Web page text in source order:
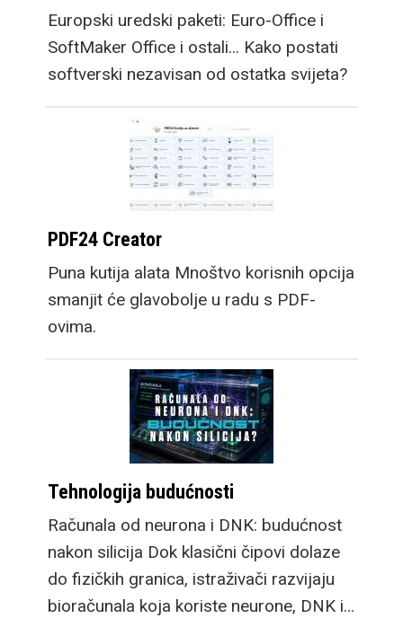
Europski uredski paketi: Euro-Office i
SoftMaker Office i ostali... Kako postati
softverski nezavisan od ostatka svijeta?
PDF24 Creator
Puna kutija alata Mnoštvo korisnih opcija
smanjit će glavobolje u radu s PDF-
ovima.
Tehnologija budućnosti
Računala od neurona i DNK: budućnost
nakon silicija Dok klasični čipovi dolaze
do fizičkih granica, istraživači razvijaju
bioračunala koja koriste neurone, DNK i…